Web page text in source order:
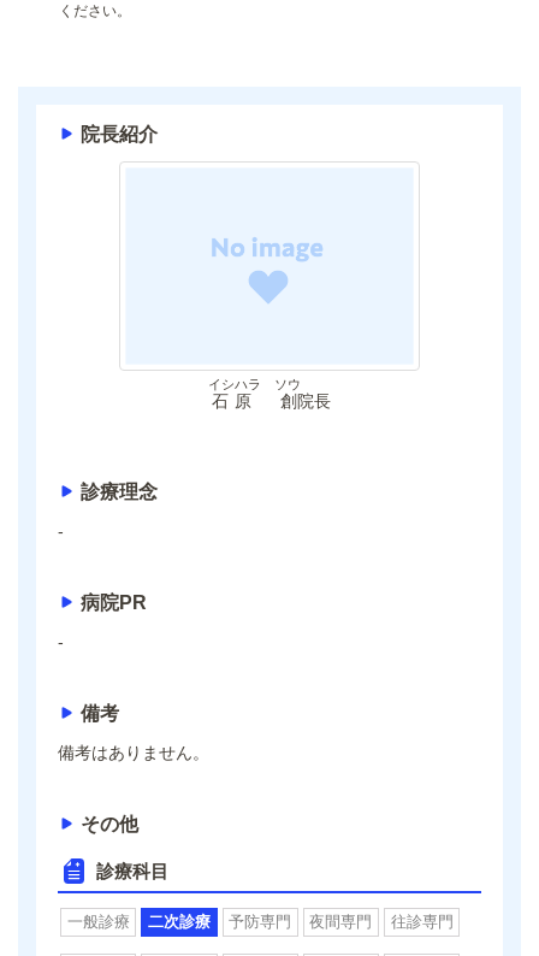
ください。
院長紹介
石原 創
イシハラ ソウ
院長
診療理念
-
病院PR
-
備考
備考はありません。
その他
診療科目
一般診療 二次診療 予防専門 夜間専門 往診専門